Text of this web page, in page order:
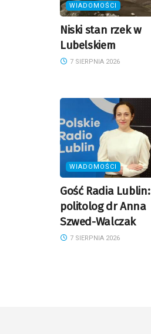
WIADOMOŚCI
Niski stan rzek w
Lubelskiem
7 SIERPNIA 2026
WIADOMOŚCI
Gość Radia Lublin:
politolog dr Anna
Szwed-Walczak
7 SIERPNIA 2026